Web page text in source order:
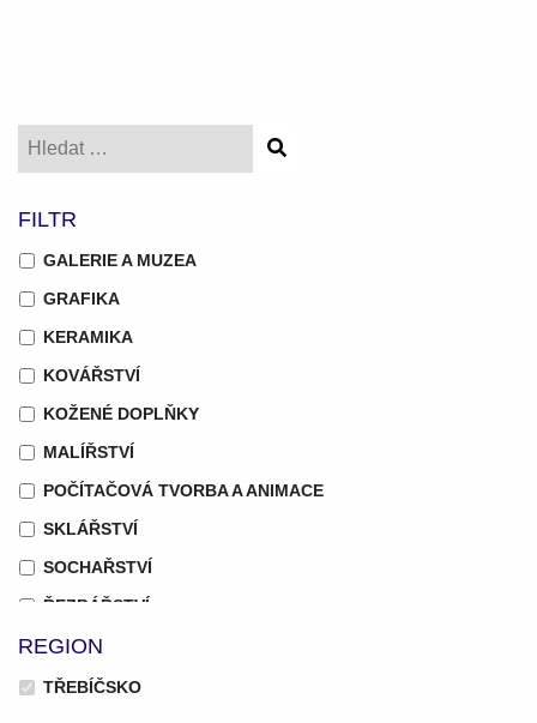
FILTR
GALERIE A MUZEA
GRAFIKA
KERAMIKA
KOVÁŘSTVÍ
KOŽENÉ DOPLŇKY
MALÍŘSTVÍ
POČÍTAČOVÁ TVORBA A ANIMACE
SKLÁŘSTVÍ
SOCHAŘSTVÍ
ŘEZBÁŘSTVÍ
ŠPERK
REGION
TŘEBÍČSKO